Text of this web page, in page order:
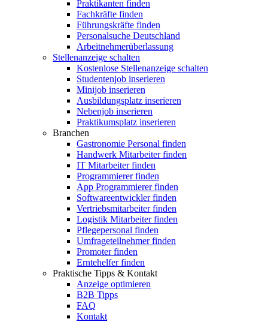
Praktikanten finden
Fachkräfte finden
Führungskräfte finden
Personalsuche Deutschland
Arbeitnehmerüberlassung
Stellenanzeige schalten
Kostenlose Stellenanzeige schalten
Studentenjob inserieren
Minijob inserieren
Ausbildungsplatz inserieren
Nebenjob inserieren
Praktikumsplatz inserieren
Branchen
Gastronomie Personal finden
Handwerk Mitarbeiter finden
IT Mitarbeiter finden
Programmierer finden
App Programmierer finden
Softwareentwickler finden
Vertriebsmitarbeiter finden
Logistik Mitarbeiter finden
Pflegepersonal finden
Umfrageteilnehmer finden
Promoter finden
Erntehelfer finden
Praktische Tipps & Kontakt
Anzeige optimieren
B2B Tipps
FAQ
Kontakt